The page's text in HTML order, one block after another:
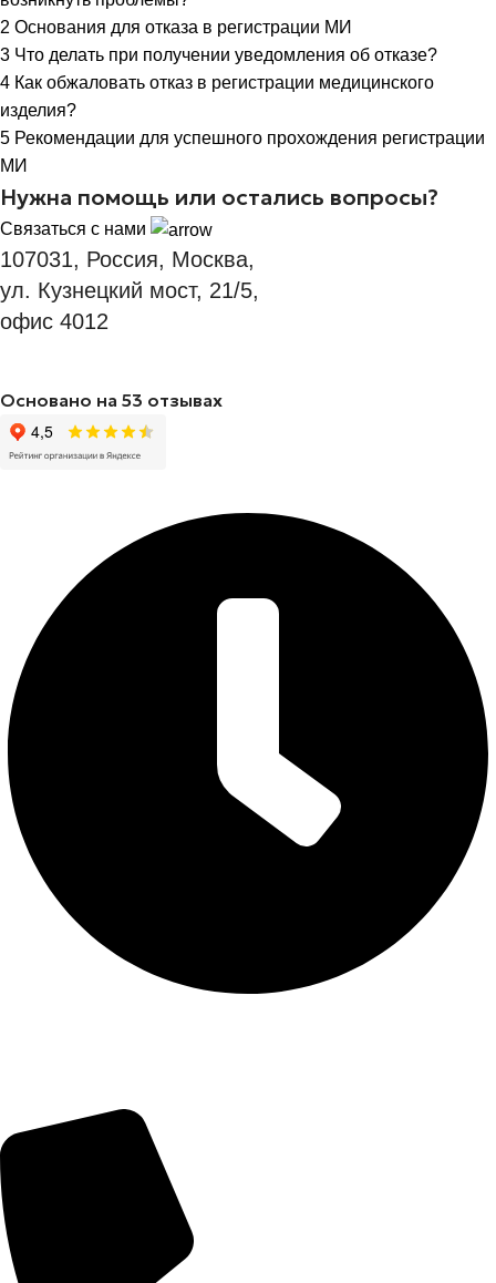
2 Основания для отказа в регистрации МИ
3 Что делать при получении уведомления об отказе?
4 Как обжаловать отказ в регистрации медицинского
изделия?
5 Рекомендации для успешного прохождения регистрации
МИ
Нужна помощь или остались вопросы?
Связаться с нами
107031, Россия, Москва,
ул. Кузнецкий мост, 21/5,
офис 4012
Основано на 53 отзывах